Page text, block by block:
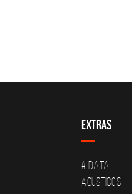
Extras
# DATA
Acusticos